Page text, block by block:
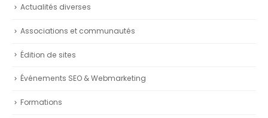
Actualités diverses
Associations et communautés
Édition de sites
Événements SEO & Webmarketing
Formations